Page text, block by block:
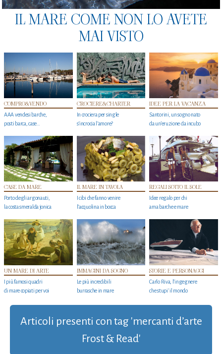
IL MARE COME NON LO AVETE
MAI VISTO
COMPRO&VENDO
AAA vendesi barche,
posti barca, case…
CROCIERE&CHARTER
In crociera per single
s'incrocia l’amore?
IDEE PER LA VACANZA
Santorini, un sogno nato
da un’eruzione da incubo
CASE DA MARE
Porto degli argonauti,
la costa smeralda jonica
IL MARE IN TAVOLA
I cibi che fanno venire
l’acquolina in bocca
REGALI SOTTO IL SOLE
Idee regalo per chi
ama barche e mare
UN MARE DI ARTE
I più famosi quadri
di mare copiati per voi
IMMAGINI DA SOGNO
Le più incredibili
burrasche in mare
STORIE E PERSONAGGI
Carlo Riva, l’ingegnere
che stupi' il mondo
Articoli presenti con tag 'mercanti d’arte
Frost & Read'